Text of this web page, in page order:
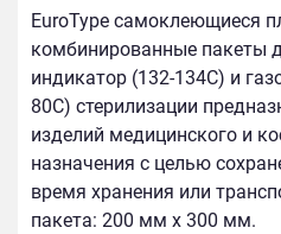
EuroType самоклеющиеся
комбинированные пакеты
индикатор (132-134С) и
80С) стерилизации
изделий медицинского и
назначения с целью
время хранения или
пакета: 200 мм х 300 мм.